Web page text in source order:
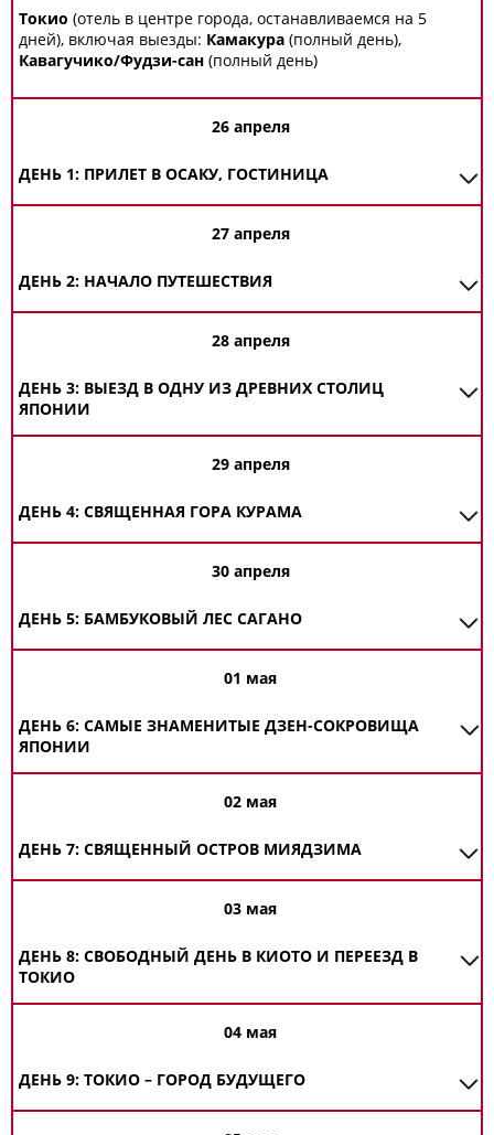
Токио (отель в центре города, останавливаемся на 5
дней), включая выезды: Камакура (полный день),
Кавагучико/Фудзи-сан (полный день)
26 апреля
ДЕНЬ 1: ПРИЛЕТ В ОСАКУ, ГОСТИНИЦА
27 апреля
ДЕНЬ 2: НАЧАЛО ПУТЕШЕСТВИЯ
28 апреля
ДЕНЬ 3: ВЫЕЗД В ОДНУ ИЗ ДРЕВНИХ СТОЛИЦ
ЯПОНИИ
29 апреля
ДЕНЬ 4: СВЯЩЕННАЯ ГОРА КУРАМА
30 апреля
ДЕНЬ 5: БАМБУКОВЫЙ ЛЕС САГАНО
01 мая
ДЕНЬ 6: САМЫЕ ЗНАМЕНИТЫЕ ДЗЕН-СОКРОВИЩА
ЯПОНИИ
02 мая
ДЕНЬ 7: СВЯЩЕННЫЙ ОСТРОВ МИЯДЗИМА
03 мая
ДЕНЬ 8: СВОБОДНЫЙ ДЕНЬ В КИОТО И ПЕРЕЕЗД В
ТОКИО
04 мая
ДЕНЬ 9: ТОКИО – ГОРОД БУДУЩЕГО